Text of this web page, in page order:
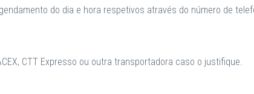
do dia e hora respetivos através do número de
CTT Expresso ou outra transportadora caso o justifique.